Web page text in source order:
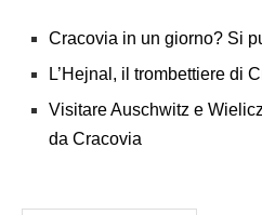
Cracovia in un giorno? Si
L’Hejnal, il trombettiere di
Visitare Auschwitz e
da Cracovia